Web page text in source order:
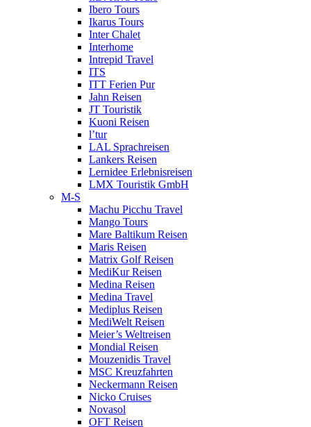
Ibero Tours
Ikarus Tours
Inter Chalet
Interhome
Intrepid Travel
ITS
ITT Ferien Pur
Jahn Reisen
JT Touristik
Kuoni Reisen
l’tur
LAL Sprachreisen
Lankers Reisen
Lernidee Erlebnisreisen
LMX Touristik GmbH
M-S
Machu Picchu Travel
Mango Tours
Mare Baltikum Reisen
Maris Reisen
Matrix Golf Reisen
MediKur Reisen
Medina Reisen
Medina Travel
Mediplus Reisen
MediWelt Reisen
Meier’s Weltreisen
Mondial Reisen
Mouzenidis Travel
MSC Kreuzfahrten
Neckermann Reisen
Nicko Cruises
Novasol
OFT Reisen